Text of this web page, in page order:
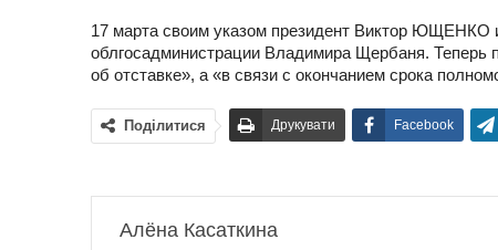
17 марта своим указом президент Виктор ЮЩЕНКО
облгосадминистрации Владимира Щербаня. Теперь
об отставке», а «в связи с окончанием срока
Поділитися Друкувати Facebook
Алёна Касаткина